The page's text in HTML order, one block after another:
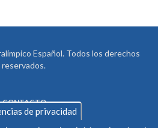
Español. Todos los derechos
reservados.
CONTACTO
de privacidad